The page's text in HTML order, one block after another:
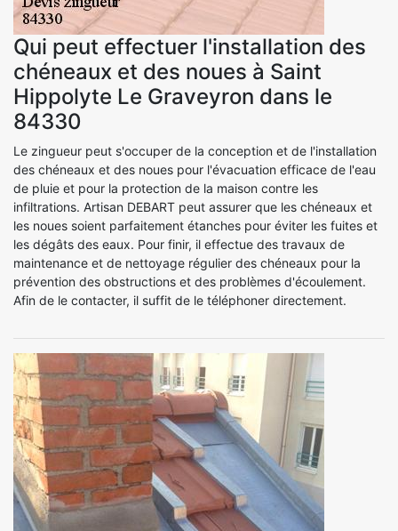
Qui peut effectuer l'installation des
chéneaux et des noues à Saint
Hippolyte Le Graveyron dans le
84330
Le zingueur peut s'occuper de la conception et de l'installation
des chéneaux et des noues pour l'évacuation efficace de l'eau
de pluie et pour la protection de la maison contre les
infiltrations. Artisan DEBART peut assurer que les chéneaux et
les noues soient parfaitement étanches pour éviter les fuites et
les dégâts des eaux. Pour finir, il effectue des travaux de
maintenance et de nettoyage régulier des chéneaux pour la
prévention des obstructions et des problèmes d'écoulement.
Afin de le contacter, il suffit de le téléphoner directement.